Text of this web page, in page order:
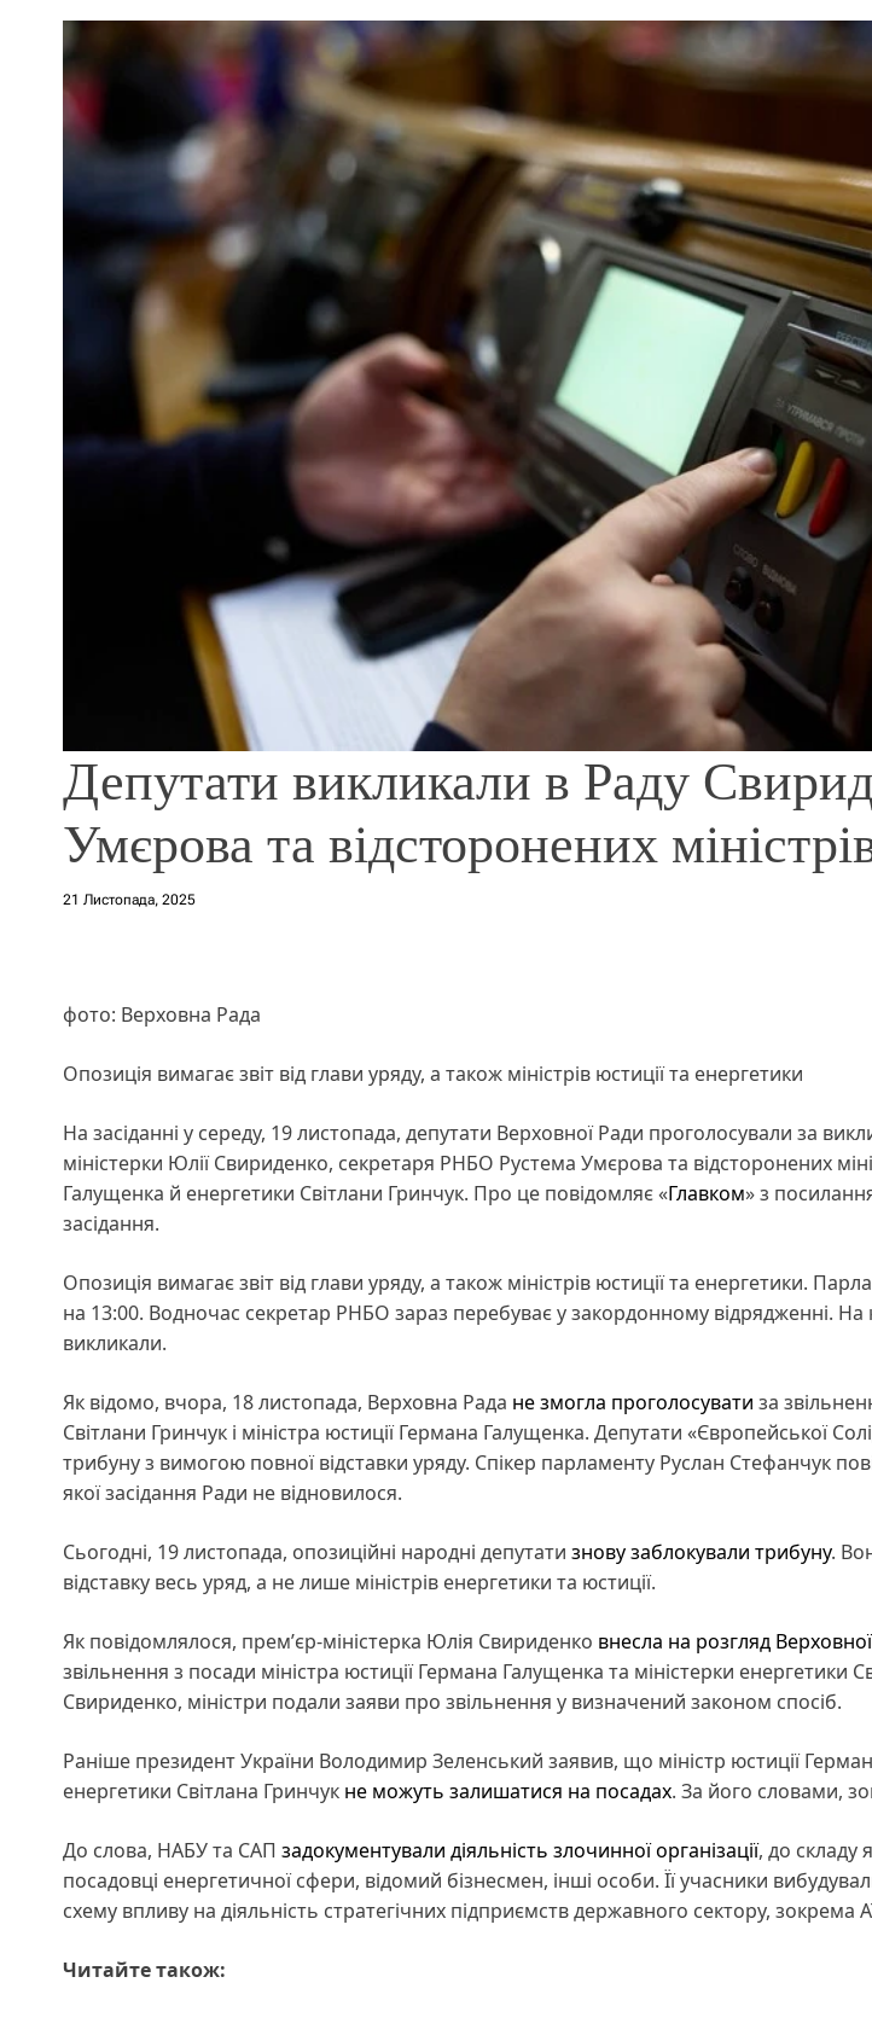
Депутати викликали в Раду
Умєрова та відсторонених
21 Листопада, 2025
фото: Верховна Рада
Опозиція вимагає звіт від глави уряду, а також міністрів юстиції та енергетики
На засіданні у середу, 19 листопада, депутати Верховної Ради проголосували за
міністерки Юлії Свириденко, секретаря РНБО Рустема Умєрова та відсторонених
Галущенка й енергетики Світлани Гринчук. Про це повідомляє «Главком» з
засідання.
Опозиція вимагає звіт від глави уряду, а також міністрів юстиції та енергетики.
на 13:00. Водночас секретар РНБО зараз перебуває у закордонному відрядженні. На
викликали.
Як відомо, вчора, 18 листопада, Верховна Рада не змогла проголосувати за
Світлани Гринчук і міністра юстиції Германа Галущенка. Депутати «Європейської
трибуну з вимогою повної відставки уряду. Спікер парламенту Руслан Стефанчук
якої засідання Ради не відновилося.
Сьогодні, 19 листопада, опозиційні народні депутати знову заблокували трибуну.
відставку весь уряд, а не лише міністрів енергетики та юстиції.
Як повідомлялося, премʼєр-міністерка Юлія Свириденко внесла на розгляд
звільнення з посади міністра юстиції Германа Галущенка та міністерки енергетики
Свириденко, міністри подали заяви про звільнення у визначений законом спосіб.
Раніше президент України Володимир Зеленський заявив, що міністр юстиції
енергетики Світлана Гринчук не можуть залишатися на посадах. За його словами,
До слова, НАБУ та САП задокументували діяльність злочинної організації, до складу
посадовці енергетичної сфери, відомий бізнесмен, інші особи. Її учасники
схему впливу на діяльність стратегічних підприємств державного сектору, зокрема
Читайте також: